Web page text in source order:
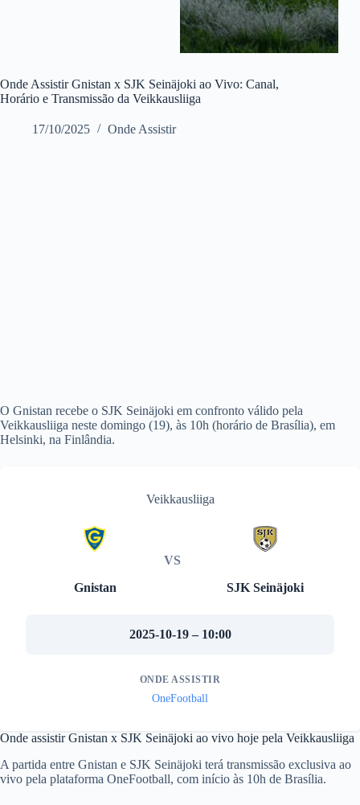
Onde Assistir Gnistan x SJK Seinäjoki ao Vivo: Canal,
Horário e Transmissão da Veikkausliiga
17/10/2025 Onde Assistir
O Gnistan recebe o SJK Seinäjoki em confronto válido pela
Veikkausliiga neste domingo (19), às 10h (horário de Brasília), em
Helsinki, na Finlândia.
Veikkausliiga
Gnistan
VS
SJK Seinäjoki
2025-10-19 – 10:00
ONDE ASSISTIR
OneFootball
Onde assistir Gnistan x SJK Seinäjoki ao vivo hoje pela Veikkausliiga
A partida entre Gnistan e SJK Seinäjoki terá transmissão exclusiva ao
vivo pela plataforma OneFootball, com início às 10h de Brasília.